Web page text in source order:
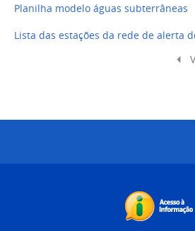
Planilha modelo águas subterrâneas
Lista das estações da rede de alerta